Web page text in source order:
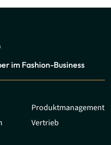
im Fashion-Business
Produktmanagement
Vertrieb